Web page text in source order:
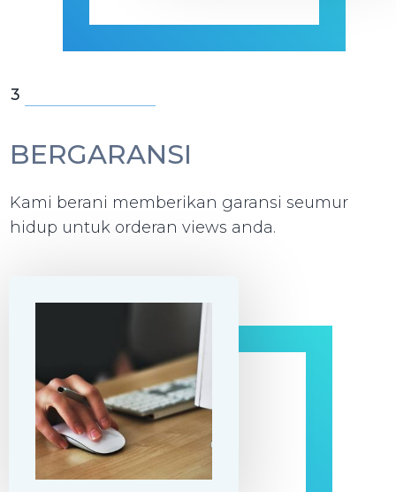
3
BERGARANSI
Kami berani memberikan garansi seumur
hidup untuk orderan views anda.